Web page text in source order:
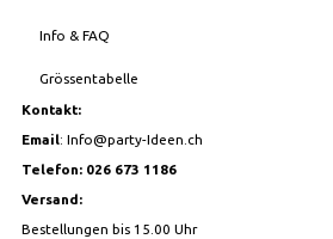
Info & FAQ
Grössentabelle
Kontakt:
Email: Info@party-Ideen.ch
Telefon: 026 673 1186
Versand:
Bestellungen bis 15.00 Uhr